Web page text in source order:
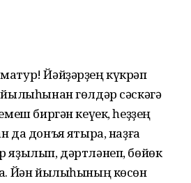
Йәйҙәрҙең күкрәп
гөлдәр сәскәгә
биргән кеүек, һеҙҙең
да донъя яҡтыра, наҙға
яҙылып, дәртләнеп, бөйөк
Йән йылыһының көсөн